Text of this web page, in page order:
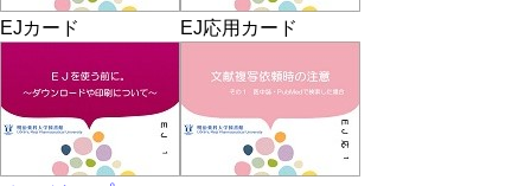
EJカード EJ応用カード